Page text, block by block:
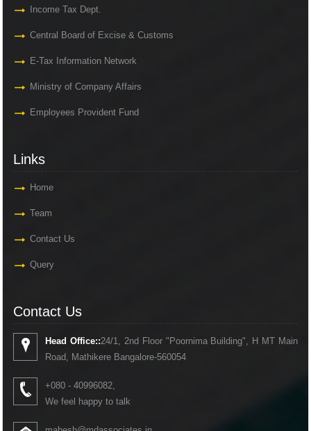
Income Tax Dept.
Central Board of Excise & Customs
E-Tax Information Network
Ministry of Company Affairs
Employees Provident Fund
Links
Home
Team
Contact Us
Query
Contact Us
Head Office::24/1, 2nd Floor "Poornima Building", H MT Main
Road, Mathikere Bangalore-560054
+080 - 40996082,
We feel happy to talk